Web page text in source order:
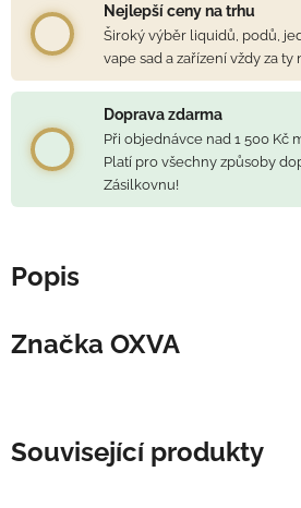
Nejlepší ceny na trhu
Široký výběr liquidů, podů,
vape sad a zařízení vždy za
Doprava zdarma
Při objednávce nad 1 500 Kč
Platí pro všechny způsoby
Zásilkovnu!
Popis
Značka OXVA
Související produkty